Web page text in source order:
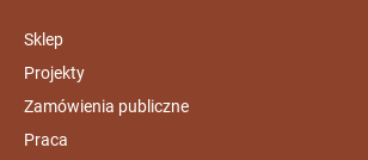
Sklep
Projekty
Zamówienia publiczne
Praca